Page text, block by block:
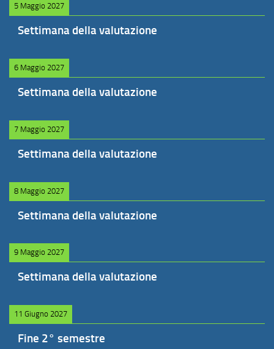
5 Maggio 2027
Settimana della valutazione
6 Maggio 2027
Settimana della valutazione
7 Maggio 2027
Settimana della valutazione
8 Maggio 2027
Settimana della valutazione
9 Maggio 2027
Settimana della valutazione
11 Giugno 2027
Fine 2° semestre